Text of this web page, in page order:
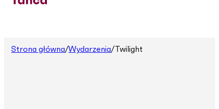
Strona główna/Wydarzenia/Twilight